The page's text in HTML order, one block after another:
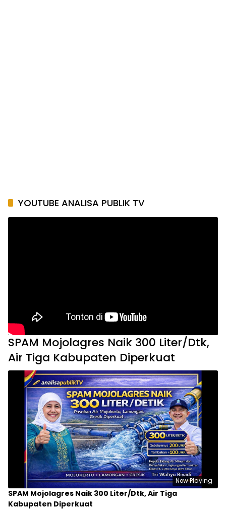
YOUTUBE ANALISA PUBLIK TV
SPAM Mojolagres Naik 300 Liter/Dtk,
Air Tiga Kabupaten Diperkuat
Now Playing
SPAM Mojolagres Naik 300 Liter/Dtk, Air Tiga
Kabupaten Diperkuat